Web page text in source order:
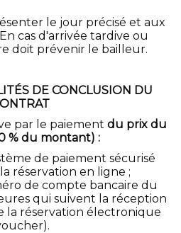
le jour précisé et aux
cas d'arrivée tardive ou
doit prévenir le bailleur.
DE CONCLUSION DU
par le paiement du prix du
% du montant) :
de paiement sécurisé
réservation en ligne ;
de compte bancaire du
qui suivent la réception
la réservation électronique